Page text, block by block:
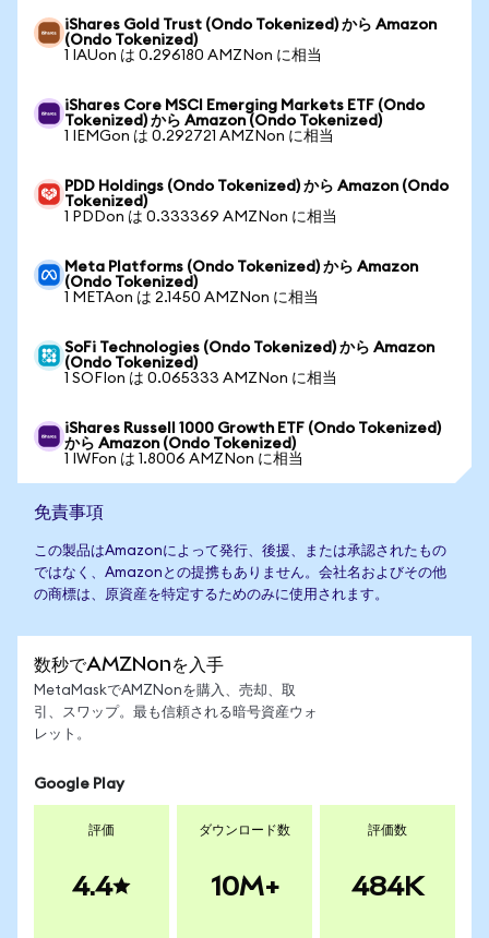
iShares Gold Trust (Ondo Tokenized) から Amazon
(Ondo Tokenized)
1 IAUon は 0.296180 AMZNon に相当
iShares Core MSCI Emerging Markets ETF (Ondo
Tokenized) から Amazon (Ondo Tokenized)
1 IEMGon は 0.292721 AMZNon に相当
PDD Holdings (Ondo Tokenized) から Amazon (Ondo
Tokenized)
1 PDDon は 0.333369 AMZNon に相当
Meta Platforms (Ondo Tokenized) から Amazon
(Ondo Tokenized)
1 METAon は 2.1450 AMZNon に相当
SoFi Technologies (Ondo Tokenized) から Amazon
(Ondo Tokenized)
1 SOFIon は 0.065333 AMZNon に相当
iShares Russell 1000 Growth ETF (Ondo Tokenized)
から Amazon (Ondo Tokenized)
1 IWFon は 1.8006 AMZNon に相当
免責事項
この製品はAmazonによって発行、後援、または承認されたもの
ではなく、Amazonとの提携もありません。会社名およびその他
の商標は、原資産を特定するためのみに使用されます。
数秒でAMZNonを入手
MetaMaskでAMZNonを購入、売却、取
引、スワップ。最も信頼される暗号資産ウォ
レット。
Google Play
評価
4.4
ダウンロード数
10M+
評価数
484K